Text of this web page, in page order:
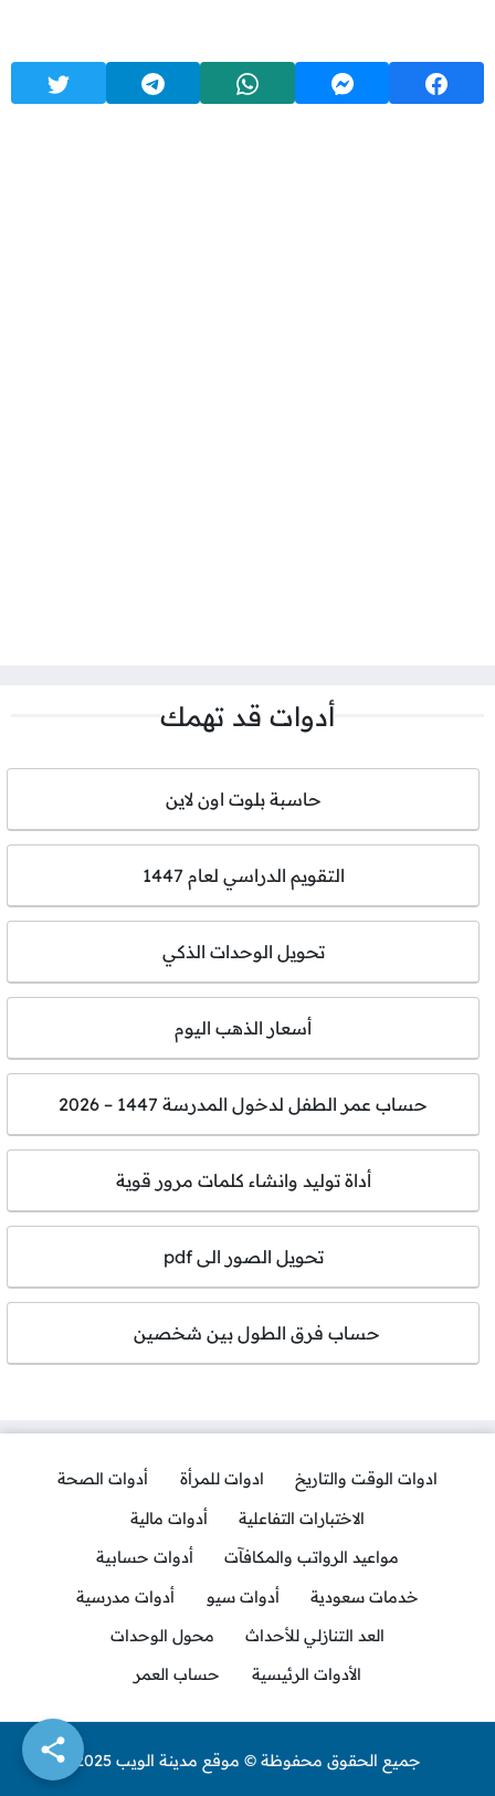
أدوات قد تهمك
حاسبة بلوت اون لاين
التقويم الدراسي لعام 1447
تحويل الوحدات الذكي
أسعار الذهب اليوم
حساب عمر الطفل لدخول المدرسة 1447 – 2026
أداة توليد وانشاء كلمات مرور قوية
تحويل الصور الى pdf
حساب فرق الطول بين شخصين
ادوات الوقت والتاريخ ادوات للمرأة
أدوات الصحة
الاختبارات التفاعلية
أدوات مالية
مواعيد الرواتب والمكافآت
أدوات حسابية
خدمات سعودية
أدوات سيو
أدوات مدرسية
العد التنازلي للأحداث
محول الوحدات
الأدوات الرئيسية
حساب العمر
جميع الحقوق محفوظة © موقع مدينة الويب 2025